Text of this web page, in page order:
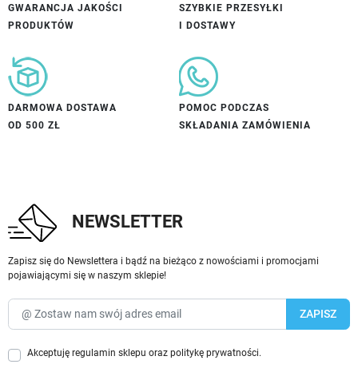
GWARANCJA JAKOŚCI
PRODUKTÓW
SZYBKIE PRZESYŁKI
I DOSTAWY
DARMOWA DOSTAWA
OD 500 ZŁ
POMOC PODCZAS
SKŁADANIA ZAMÓWIENIA
NEWSLETTER
Zapisz się do Newslettera i bądź na bieżąco z nowościami i promocjami
pojawiającymi się w naszym sklepie!
Akceptuję regulamin sklepu oraz politykę prywatności.